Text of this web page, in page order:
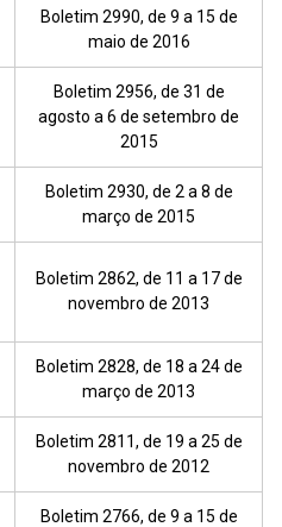
Boletim 2990, de 9 a 15 de
maio de 2016
Boletim 2956, de 31 de
agosto a 6 de setembro de
2015
Boletim 2930, de 2 a 8 de
março de 2015
Boletim 2862, de 11 a 17 de
novembro de 2013
Boletim 2828, de 18 a 24 de
março de 2013
Boletim 2811, de 19 a 25 de
novembro de 2012
Boletim 2766, de 9 a 15 de